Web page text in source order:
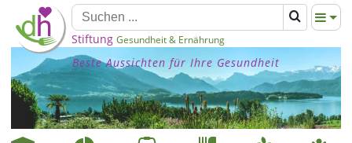
Stiftung Gesundheit & Ernährung
Beste Aussichten für Ihre Gesundheit